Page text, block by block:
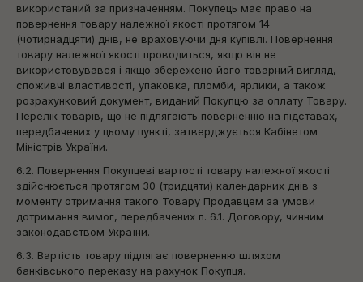
використаний за призначенням. Покупець має право на
повернення товару належної якості протягом 14
(чотирнадцяти) днів, не враховуючи дня купівлі. Повернення
товару належної якості проводиться, якщо він не
використовувався і якщо збережено його товарний вигляд,
споживчі властивості, упаковка, пломби, ярлики, а також
розрахунковий документ, виданий Покупцю за оплату Товару.
Перелік товарів, що не підлягають поверненню на підставах,
передбачених у цьому пункті, затверджується Кабінетом
Міністрів України.
6.2. Повернення Покупцеві вартості товару належної якості
здійснюється протягом 30 (тридцяти) календарних днів з
моменту отримання такого Товару Продавцем за умови
дотримання вимог, передбачених п. 6.1. Договору, чинним
законодавством України.
6.3. Вартість товару підлягає поверненню шляхом
банківського переказу на рахунок Покупця.